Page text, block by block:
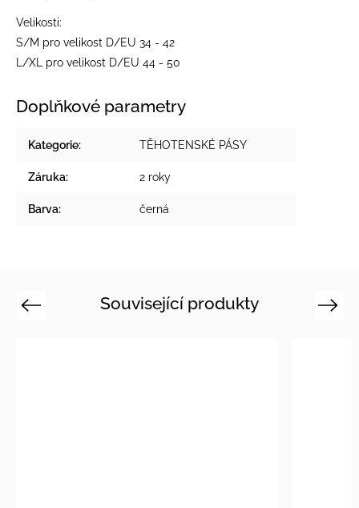
Velikosti:
S/M pro velikost D/EU 34 - 42
L/XL pro velikost D/EU 44 - 50
Doplňkové parametry
Kategorie: TĚHOTENSKÉ PÁSY
Záruka: 2 roky
Barva: černá
Související produkty
Previous Next